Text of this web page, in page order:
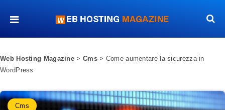
Web Hosting Magazine > Cms> Come aumentare la sicurezza in
WordPress
Cms